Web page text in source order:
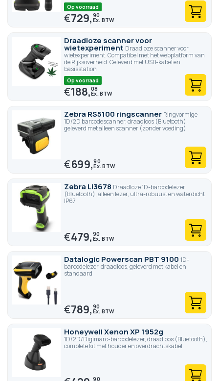
Op voorraad
€729,90
Draadloze scanner voor
wietexperiment Draadloze scanner voor
wietexperiment. Compatibel met het webplatform van
de Rijksoverheid. Geleverd met USB-kabel en
basisstation
Op voorraad
€188,08
Zebra RS5100 ringscanner Ringvormige
1D/2D barcodescanner, draadloos (Bluetooth),
geleverd met alleen scanner (zonder voeding)
€699,90
Zebra Li3678 Draadloze 1D-barcodelezer
(Bluetooth), alleen lezer, ultra-robuust en waterdicht
IP67.
€479,90
Datalogic Powerscan PBT 9100 1D-
barcodelezer, draadloos, geleverd met kabel en
standaard
€789,90
Honeywell Xenon XP 1952g
1D/2D/Digimarc-barcodelezer, draadloos (Bluetooth),
complete kit met houder en overdrachtskabel.
90